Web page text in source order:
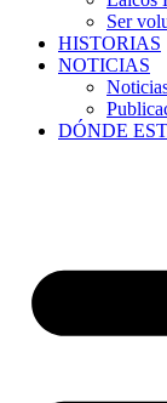
Ser
HISTORIAS
NOTICIAS
DÓNDE